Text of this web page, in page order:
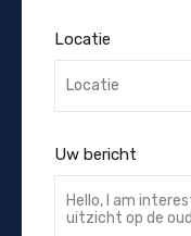
Locatie
Uw bericht